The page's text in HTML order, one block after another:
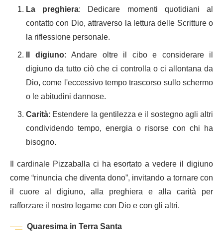
La preghiera: Dedicare momenti quotidiani al
contatto con Dio, attraverso la lettura delle Scritture o
la riflessione personale.
Il digiuno: Andare oltre il cibo e considerare il
digiuno da tutto ciò che ci controlla o ci allontana da
Dio, come l'eccessivo tempo trascorso sullo schermo
o le abitudini dannose.
Carità: Estendere la gentilezza e il sostegno agli altri
condividendo tempo, energia o risorse con chi ha
bisogno.
Il cardinale Pizzaballa ci ha esortato a vedere il digiuno
come “rinuncia che diventa dono”, invitando a tornare con
il cuore al digiuno, alla preghiera e alla carità per
rafforzare il nostro legame con Dio e con gli altri.
Quaresima in Terra Santa